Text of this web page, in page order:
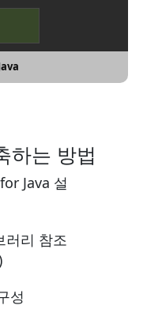
하는 방법
Java 설
러리 참조
성